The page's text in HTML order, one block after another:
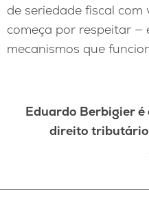
de seriedade fiscal
começa por respeitar —
mecanismos que
Eduardo Berbigier
direito tributário